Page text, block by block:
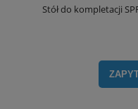
Stół do kompletacji